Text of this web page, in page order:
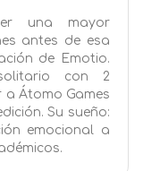
una mayor
antes de esa
de Emotio.
con 2
Átomo Games
Su sueño:
emocional a